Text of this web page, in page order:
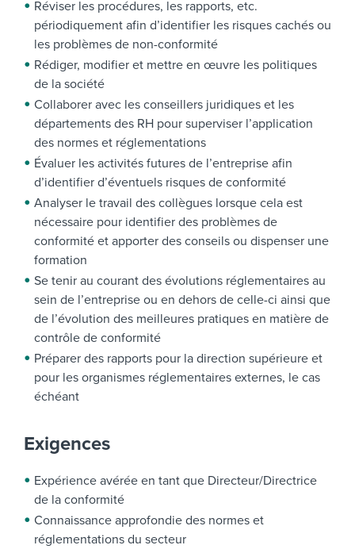
Réviser les procédures, les rapports, etc.
périodiquement afin d’identifier les risques cachés ou
les problèmes de non-conformité
Rédiger, modifier et mettre en œuvre les politiques
de la société
Collaborer avec les conseillers juridiques et les
départements des RH pour superviser l’application
des normes et réglementations
Évaluer les activités futures de l’entreprise afin
d’identifier d’éventuels risques de conformité
Analyser le travail des collègues lorsque cela est
nécessaire pour identifier des problèmes de
conformité et apporter des conseils ou dispenser une
formation
Se tenir au courant des évolutions réglementaires au
sein de l’entreprise ou en dehors de celle-ci ainsi que
de l’évolution des meilleures pratiques en matière de
contrôle de conformité
Préparer des rapports pour la direction supérieure et
pour les organismes réglementaires externes, le cas
échéant
Exigences
Expérience avérée en tant que Directeur/Directrice
de la conformité
Connaissance approfondie des normes et
réglementations du secteur